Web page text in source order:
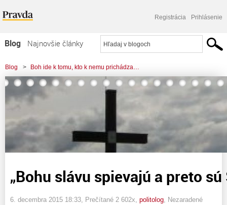
Registrácia Prihlásenie
Blog
Najnovšie články
Najčítanejšie články
Najkomentovanejšie články
Zoznam blogov
Komerčné blogy
Blog > Boh ide k tomu, kto k nemu prichádza…
> „Bohu slávu spievajú a preto sú Slavjani“
„Bohu slávu spievajú a preto sú
6. decembra 2015 18:33 , Prečítané 2 602x, politolog Nezaradené